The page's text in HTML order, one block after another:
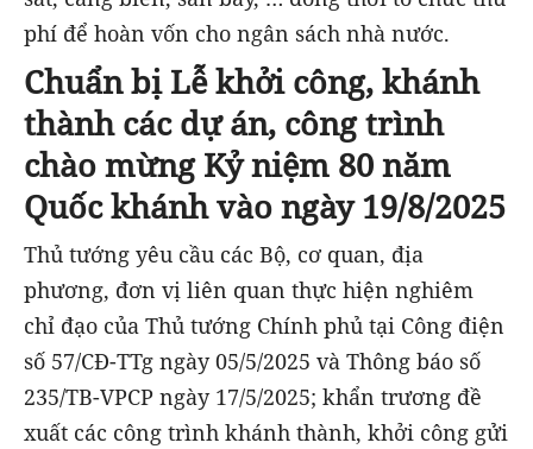
phí để hoàn vốn cho ngân sách nhà nước.
Chuẩn bị Lễ khởi công, khánh
thành các dự án, công trình
chào mừng Kỷ niệm 80 năm
Quốc khánh vào ngày 19/8/2025
Thủ tướng yêu cầu các Bộ, cơ quan, địa
phương, đơn vị liên quan thực hiện nghiêm
chỉ đạo của Thủ tướng Chính phủ tại Công điện
số 57/CĐ-TTg ngày 05/5/2025 và Thông báo số
235/TB-VPCP ngày 17/5/2025; khẩn trương đề
xuất các công trình khánh thành, khởi công gửi